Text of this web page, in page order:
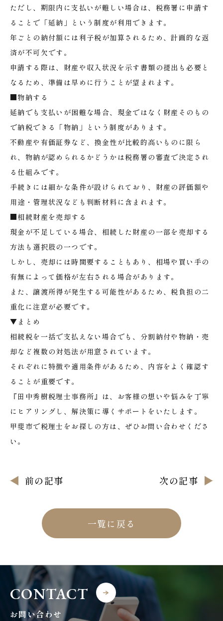
ただし、期限内に支払いが難しい場合は、税務署に申請す
ることで「延納」という制度が利用できます。
年ごとの納付額には利子税が加算されるため、計画的な返
済が不可欠です。
申請する際は、財産や収入状況を示す書類の提出も必要と
なるため、準備は早めに行うことが望まれます。
■物納する
延納でも支払いが困難な場合、現金ではなく財産そのもの
で納税できる「物納」という制度があります。
不動産や有価証券など、換金性が比較的高いものに限ら
れ、物納が認められるかどうかは税務署の審査で決定され
る仕組みです。
手続きには細かな条件が設けられており、財産の評価額や
用途・管理状況なども判断材料に含まれます。
■相続財産を売却する
現金が不足している場合、相続した財産の一部を売却する
方法も選択肢の一つです。
しかし、売却には時間要することもあり、相場や買い手の
有無によって価格が左右される場合があります。
また、譲渡所得が発生する可能性があるため、税負担の二
重化に注意が必要です。
▼まとめ
相続税を一括で支払えない場合でも、分割納付や物納・売
却など複数の対処法が用意されています。
それぞれに特徴や適用条件があるため、内容をよく確認す
ることが重要です。
『田中秀樹税理士事務所』は、お客様の想いや悩みを丁寧
にヒアリングし、解決策に導くサポートをいたします。
甲斐市で税理士をお探しの方は、ぜひお問い合わせくださ
い。
前の記事 次の記事
一覧に戻る
CONTACT
お問い合わせ